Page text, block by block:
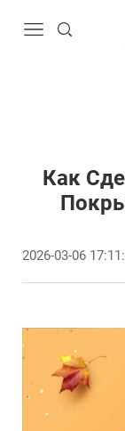
Как
2026-03-06